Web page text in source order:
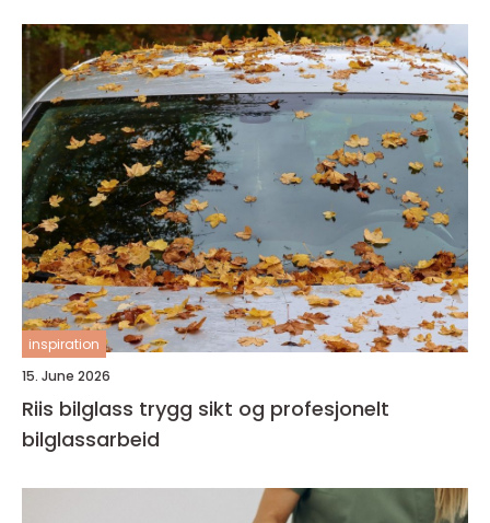
inspiration
15. June 2026
Riis bilglass trygg sikt og profesjonelt
bilglassarbeid